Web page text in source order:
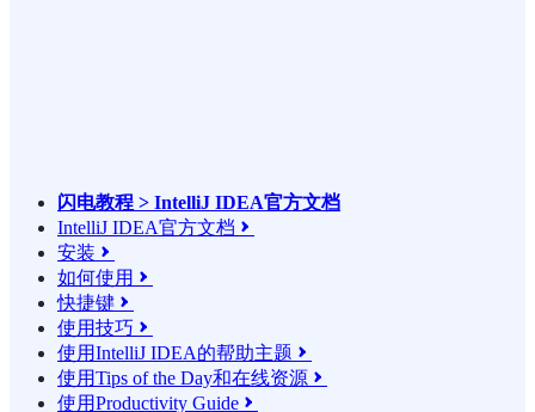
闪电教程 > IntelliJ IDEA官方文档
IntelliJ IDEA官方文档 
安装 
如何使用 
快捷键 
使用技巧 
使用IntelliJ IDEA的帮助主题 
使用Tips of the Day和在线资源 
使用Productivity Guide 